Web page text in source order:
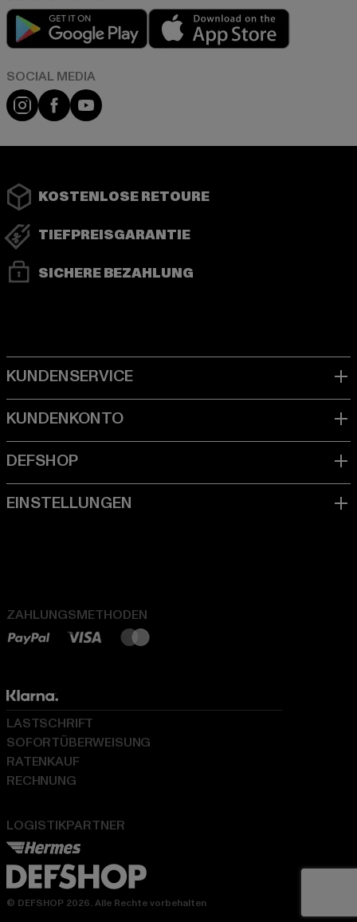
Play market
Instagram
FacebookYouTube
KOSTENLOSE RETOURE
TIEFPREISGARANTIE
SICHERE BEZAHLUNG
ZAHLUNGSMETHODEN
LOGISTIKPARTNER
LASTSCHRIFT
SOFORTÜBERWEISUNG
RATENKAUF
RECHNUNG
© DEFSHOP 2026. Alle Rechte vorbehalten